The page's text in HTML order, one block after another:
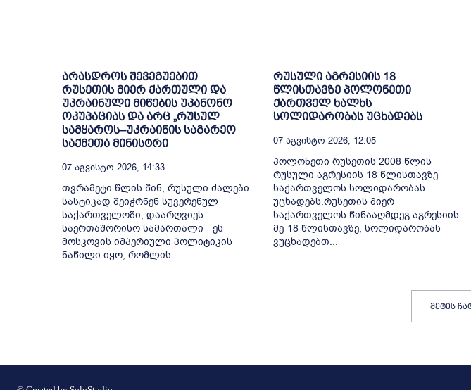
არასდროს შევეგუებით
რუსეთის მიერ ქართული და
უკრაინული მიწების უკანონო
ოკუპაციას და არც „რუსულ
სამყაროს–უკრაინის საგარეო
საქმეთა მინისტრი
07 Აგვისტო 2026, 14:33
თვრამეტი წლის წინ, რუსული ძალები
სასტიკად შეიჭრნენ სუვერენულ
საქართველოში, დაარღვიეს
საერთაშორისო სამართალი - ეს
მოსკოვის იმპერიული პოლიტიკის
ნაწილი იყო, რომლის...
რუსული აგრესიის 18
წლისთავზე პოლონეთი
ქართველ ხალხს
სოლიდარობას უცხადებს
07 Აგვისტო 2026, 12:05
პოლონეთი რუსეთის 2008 წლის
რუსული აგრესიის 18 წლისთავზე
საქართველოს სოლიდარობას
უცხადებს.რუსეთის მიერ
საქართველოს წინააღმდეგ აგრესიის
მე-18 წლისთავზე, სოლიდარობას
ვუცხადებთ...
მეტის